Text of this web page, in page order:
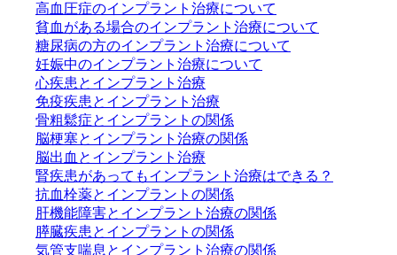
高血圧症のインプラント治療について
貧血がある場合のインプラント治療について
糖尿病の方のインプラント治療について
妊娠中のインプラント治療について
心疾患とインプラント治療
免疫疾患とインプラント治療
骨粗鬆症とインプラントの関係
脳梗塞とインプラント治療の関係
脳出血とインプラント治療
腎疾患があってもインプラント治療はできる？
抗血栓薬とインプラントの関係
肝機能障害とインプラント治療の関係
膵臓疾患とインプラントの関係
気管支喘息とインプラント治療の関係